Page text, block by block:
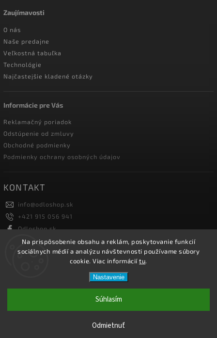
Na prispôsobenie obsahu a reklám, poskytovanie funkcií
sociálnych médií a analýzu návštevnosti používame súbory
cookie. Viac informáciítu.
Nastavenie
Odmietnuť
Súhlasím
Zaujímavosti
O nás
Naše predajne
Veľkostná tabuľka
Technológie
Najčastejšie kladené otázky
Informácie pre Vás
Reklamačný poriadok
Odstúpenie od zmluvy
Obchodné podmienky
Podmienky ochrany osobných údajov
KONTAKT
info@odloshop.sk
+421 915 056 941
Odloshop.sk
odloshoppremiumsportfashion
ODLOSHOP. Všetky práva vyhradené.
Upraviť nastavenie cookies
Netmedia s.r.o.